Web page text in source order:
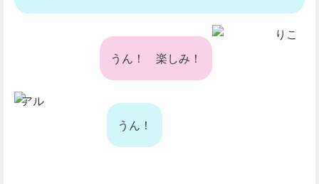
りこ
うん！ 楽しみ！
アル
うん！